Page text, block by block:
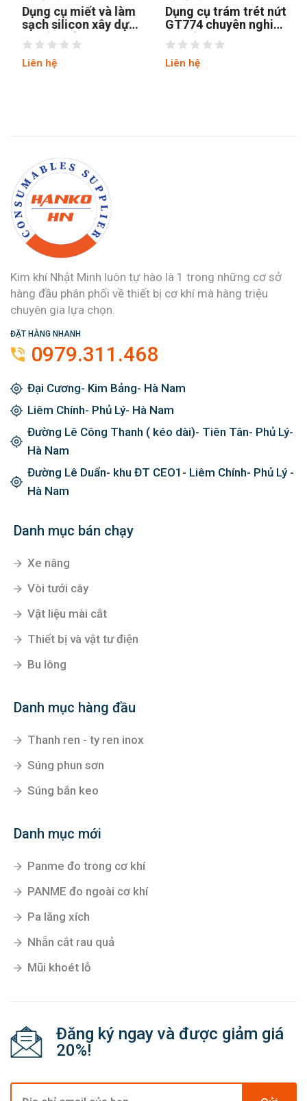
Dụng cụ miết và làm
sạch silicon xây dựng
với đầu sủi inox
GT772
Liên hệ
Dụng cụ trám trét nứt
GT774 chuyên nghiệp
11 cấu hình
Liên hệ
Kim khí Nhật Minh luôn tự hào là 1 trong những cơ sở
hàng đầu phân phối về thiết bị cơ khí mà hàng triệu
chuyên gia lựa chọn.
ĐẶT HÀNG NHANH
0979.311.468
Đại Cương- Kim Bảng- Hà Nam
Liêm Chính- Phủ Lý- Hà Nam
Đường Lê Công Thanh ( kéo dài)- Tiên Tân- Phủ Lý-
Hà Nam
Đường Lê Duẩn- khu ĐT CEO1- Liêm Chính- Phủ Lý -
Hà Nam
Danh mục bán chạy
Xe nâng
Vòi tưới cây
Vật liệu mài cắt
Thiết bị và vật tư điện
Bu lông
Danh mục hàng đầu
Thanh ren - ty ren inox
Súng phun sơn
Súng bắn keo
Danh mục mới
Panme đo trong cơ khí
PANME đo ngoài cơ khí
Pa lăng xích
Nhẵn cắt rau quả
Mũi khoét lỗ
Đăng ký ngay và được giảm giá
20%!